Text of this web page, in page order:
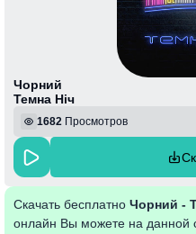
Чорний
Темна Ніч
1682 Просмотров
Скачать бесплатно Чорний -
онлайн Вы можете на данной